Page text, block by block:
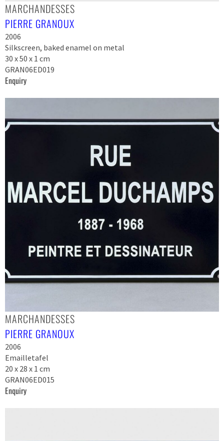
MARCHANDESSES
PIERRE GRANOUX
2006
Silkscreen, baked enamel on metal
30 x 50 x 1 cm
GRAN06ED019
Enquiry
MARCHANDESSES
PIERRE GRANOUX
2006
Emailletafel
20 x 28 x 1 cm
GRAN06ED015
Enquiry